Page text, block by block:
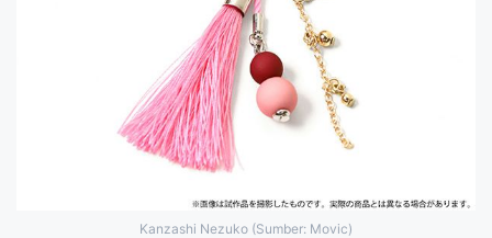
Kanzashi Nezuko (Sumber: Movic)